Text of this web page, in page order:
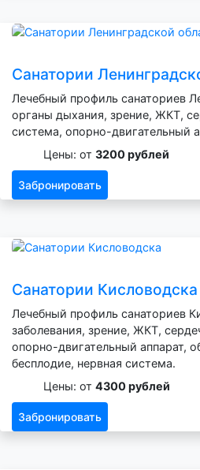
Санатории
Лечебный профиль санаториев
органы дыхания, зрение, ЖКТ,
система, опорно-двигательный
Цены: от 3200 рублей
Забронировать
Санатории Кисловодска
Лечебный профиль санаториев
заболевания, зрение, ЖКТ,
опорно-двигательный аппарат,
бесплодие, нервная система.
Цены: от 4300 рублей
Забронировать